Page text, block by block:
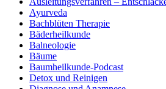
Ayurveda
Bachblüten Therapie
Bäderheilkunde
Balneologie
Bäume
Baumheilkunde-Podcast
Detox und Reinigen